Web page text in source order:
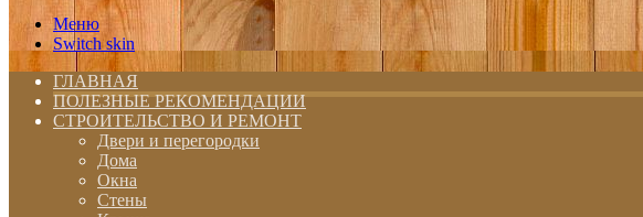
Меню
Switch skin
ГЛАВНАЯ
ПОЛЕЗНЫЕ РЕКОМЕНДАЦИИ
СТРОИТЕЛЬСТВО И РЕМОНТ
Двери и перегородки
Дома
Окна
Стены